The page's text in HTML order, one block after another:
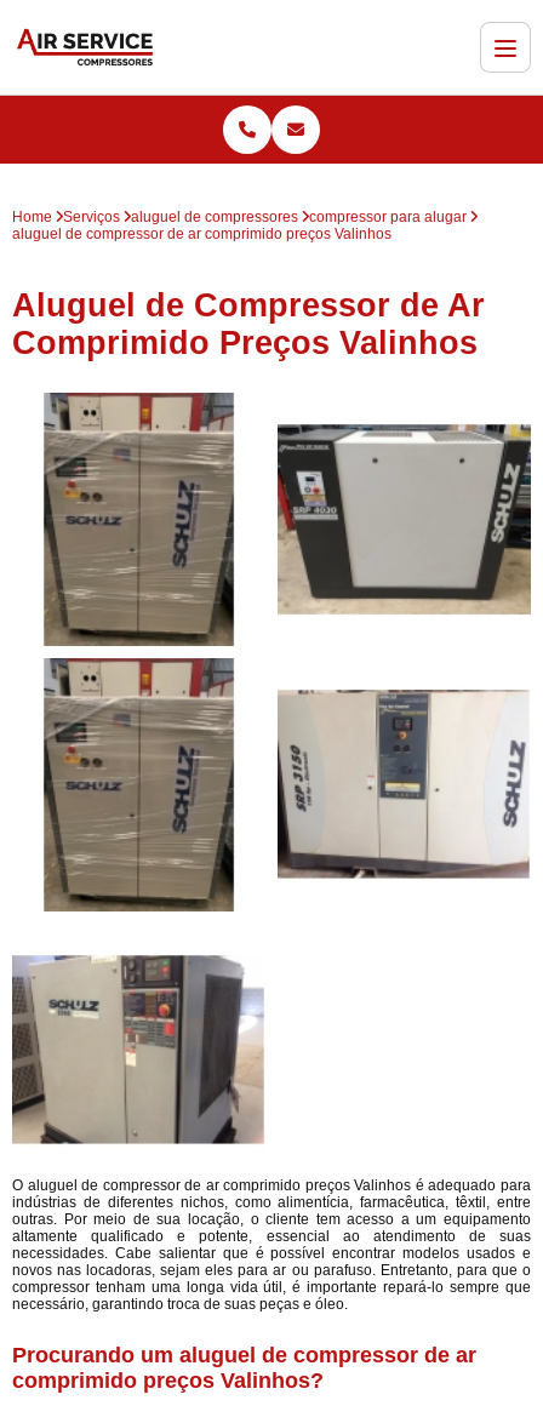
Home Serviços aluguel de compressores
compressor para alugar
aluguel de compressor de ar comprimido preços Valinhos
Aluguel de Compressor de Ar
Comprimido Preços Valinhos
O aluguel de compressor de ar comprimido preços Valinhos é adequado para
indústrias de diferentes nichos, como alimentícia, farmacêutica, têxtil, entre
outras. Por meio de sua locação, o cliente tem acesso a um equipamento
altamente qualificado e potente, essencial ao atendimento de suas
necessidades. Cabe salientar que é possível encontrar modelos usados e
novos nas locadoras, sejam eles para ar ou parafuso. Entretanto, para que o
compressor tenham uma longa vida útil, é importante repará-lo sempre que
necessário, garantindo troca de suas peças e óleo.
Procurando um aluguel de compressor de ar
comprimido preços Valinhos?